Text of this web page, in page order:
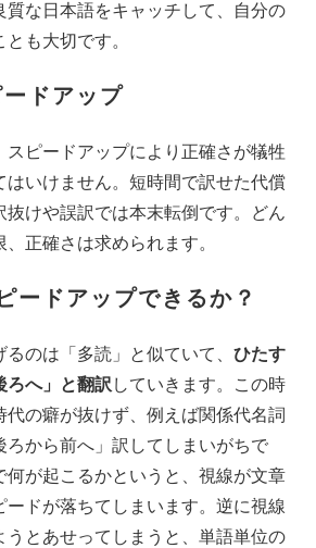
質な日本語をキャッチして、自分の
も大切です。
ドアップ
スピードアップにより正確さが犠牲
はいけません。短時間で訳せた代償
抜けや誤訳では本末転倒です。どん
正確さは求められます。
ードアップできるか？
のは「多読」と似ていて、 ひたす
ろへ」と翻訳 していきます。この時
代の癖が抜けず、例えば関係代名詞
ろから前へ」訳してしまいがちで
何が起こるかというと、視線が文章
ードが落ちてしまいます。逆に視線
うとあせってしまうと、単語単位の